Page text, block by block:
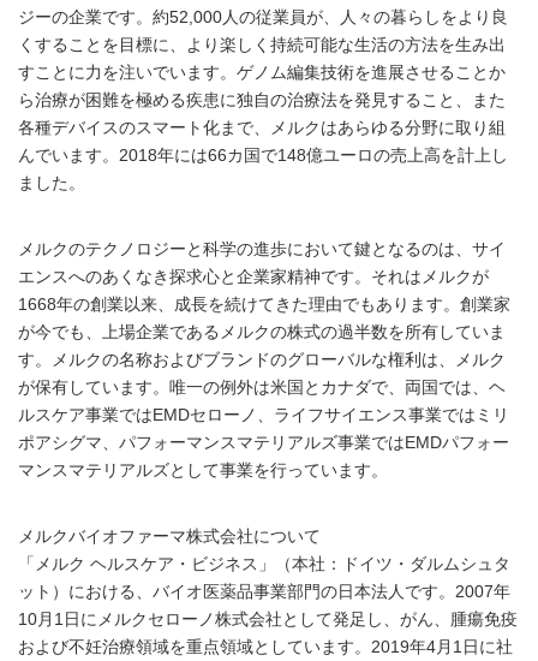
ジーの企業です。約52,000人の従業員が、人々の暮らしをより良
くすることを目標に、より楽しく持続可能な生活の方法を生み出
すことに力を注いでいます。ゲノム編集技術を進展させることか
ら治療が困難を極める疾患に独自の治療法を発見すること、また
各種デバイスのスマート化まで、メルクはあらゆる分野に取り組
んでいます。2018年には66カ国で148億ユーロの売上高を計上し
ました。
メルクのテクノロジーと科学の進歩において鍵となるのは、サイ
エンスへのあくなき探求心と企業家精神です。それはメルクが
1668年の創業以来、成長を続けてきた理由でもあります。創業家
が今でも、上場企業であるメルクの株式の過半数を所有していま
す。メルクの名称およびブランドのグローバルな権利は、メルク
が保有しています。唯一の例外は米国とカナダで、両国では、ヘ
ルスケア事業ではEMDセローノ、ライフサイエンス事業ではミリ
ポアシグマ、パフォーマンスマテリアルズ事業ではEMDパフォー
マンスマテリアルズとして事業を行っています。
メルクバイオファーマ株式会社について
「メルク ヘルスケア・ビジネス」（本社：ドイツ・ダルムシュタ
ット）における、バイオ医薬品事業部門の日本法人です。2007年
10月1日にメルクセローノ株式会社として発足し、がん、腫瘍免疫
および不妊治療領域を重点領域としています。2019年4月1日に社